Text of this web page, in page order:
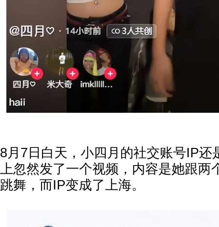
8月7日白天，小四月的社交账号IP还
上忽然发了一个视频，内容是她跟两
跳舞，而IP变成了上海。